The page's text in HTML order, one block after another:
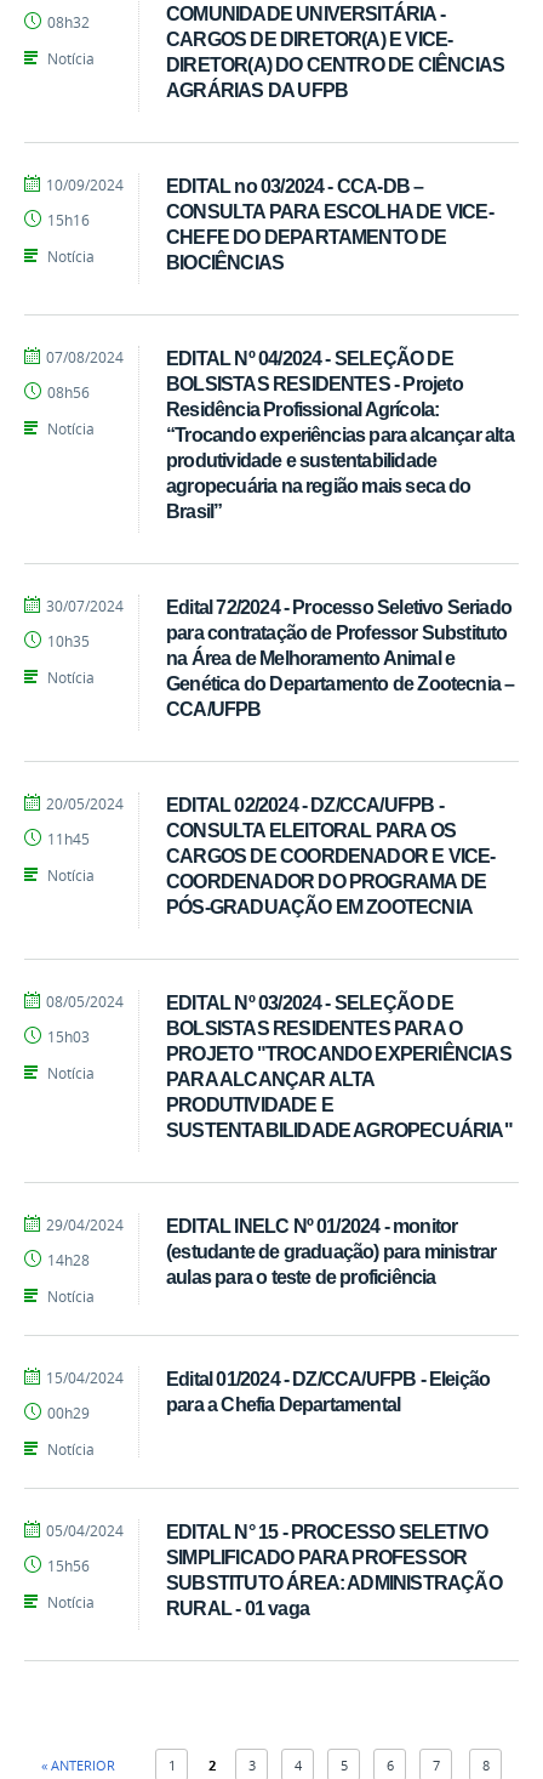
COMUNIDADE UNIVERSITÁRIA -
CARGOS DE DIRETOR(A) E VICE-
DIRETOR(A) DO CENTRO DE CIÊNCIAS
AGRÁRIAS DA UFPB
Candido
08h32
Notícia
EDITAL no 03/2024 - CCA-DB –
CONSULTA PARA ESCOLHA DE VICE-
CHEFE DO DEPARTAMENTO DE
BIOCIÊNCIAS
por
Candido
publicado
10/09/2024
15h16
Notícia
EDITAL Nº 04/2024 - SELEÇÃO DE
BOLSISTAS RESIDENTES - Projeto
Residência Profissional Agrícola:
“Trocando experiências para alcançar alta
produtividade e sustentabilidade
agropecuária na região mais seca do
Brasil”
por
Candido
publicado
07/08/2024
08h56
Notícia
Edital 72/2024 - Processo Seletivo Seriado
para contratação de Professor Substituto
na Área de Melhoramento Animal e
Genética do Departamento de Zootecnia –
CCA/UFPB
por
Candido
publicado
30/07/2024
10h35
Notícia
EDITAL 02/2024 - DZ/CCA/UFPB -
CONSULTA ELEITORAL PARA OS
CARGOS DE COORDENADOR E VICE-
COORDENADOR DO PROGRAMA DE
PÓS-GRADUAÇÃO EM ZOOTECNIA
por
Candido
publicado
20/05/2024
11h45
Notícia
EDITAL Nº 03/2024 - SELEÇÃO DE
BOLSISTAS RESIDENTES PARA O
PROJETO "TROCANDO EXPERIÊNCIAS
PARA ALCANÇAR ALTA
PRODUTIVIDADE E
SUSTENTABILIDADE AGROPECUÁRIA"
por
Candido
publicado
08/05/2024
15h03
Notícia
EDITAL INELC Nº 01/2024 - monitor
(estudante de graduação) para ministrar
aulas para o teste de proficiência
por
Candido
publicado
29/04/2024
14h28
Notícia
Edital 01/2024 - DZ/CCA/UFPB - Eleição
para a Chefia Departamental
por
Candido
publicado
15/04/2024
00h29
Notícia
EDITAL N° 15 - PROCESSO SELETIVO
SIMPLIFICADO PARA PROFESSOR
SUBSTITUTO ÁREA: ADMINISTRAÇÃO
RURAL - 01 vaga
por
Candido
publicado
05/04/2024
15h56
Notícia
« ANTERIOR 1 2 3 4 5 6 7 8